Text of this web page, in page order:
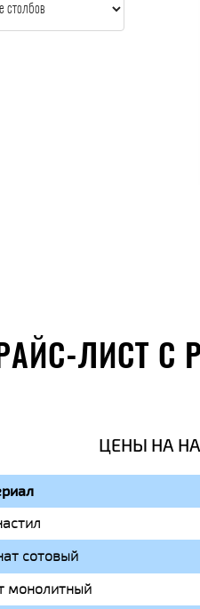
ЛИСТ С
ЦЕНЫ НА
сотовый
монолитный